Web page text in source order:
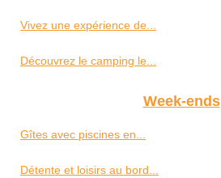
Vivez une expérience de...
Découvrez le camping le...
Week-ends
Gîtes avec piscines en...
Détente et loisirs au bord...